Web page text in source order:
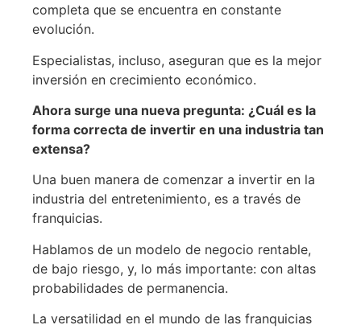
completa que se encuentra en constante
evolución.
Especialistas, incluso, aseguran que es la mejor
inversión en crecimiento económico.
Ahora surge una nueva pregunta: ¿Cuál es la
forma correcta de invertir en una industria tan
extensa?
Una buen manera de comenzar a invertir en la
industria del entretenimiento, es a través de
franquicias.
Hablamos de un modelo de negocio rentable,
de bajo riesgo, y, lo más importante: con altas
probabilidades de permanencia.
La versatilidad en el mundo de las franquicias